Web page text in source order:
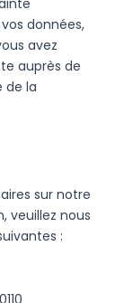
données,
avez
auprès de
de la
sur notre
veuillez nous
: